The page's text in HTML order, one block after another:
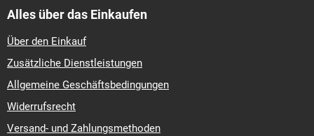
Alles über das Einkaufen
Über den Einkauf
Zusätzliche Dienstleistungen
Allgemeine Geschäftsbedingungen
Widerrufsrecht
Versand- und Zahlungsmethoden